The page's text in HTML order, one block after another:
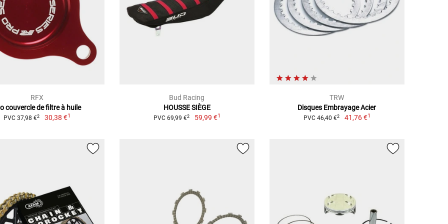
RFX
couvercle de filtre à huile
PVC 37,98 €2 30,38 €1
Bud Racing
HOUSSE SIÈGE
PVC 69,99 €2 59,99 €1
TRW
Disques Embrayage Acier
PVC 46,40 €2 41,76 €1